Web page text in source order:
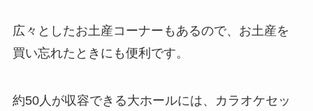
広々としたお土産コーナーもあるので、お土産を
買い忘れたときにも便利です。
約50人が収容できる大ホールには、カラオケセッ